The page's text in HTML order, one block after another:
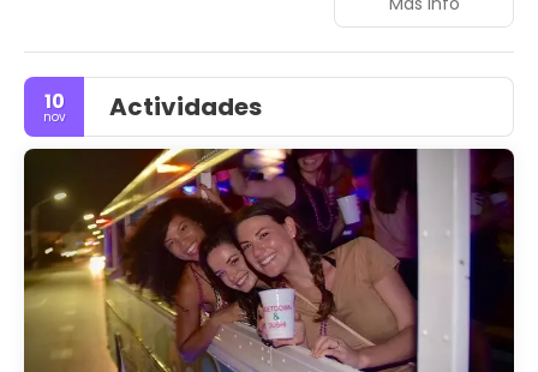
garantizarán una experiencia inolvidable en el Caribe. Este
magnífico palacio te ofrece todo lo que necesitas para
relajarte y recuperar fuerzas durante tu estancia. Si
buscas el equilibrio perfecto entre elegancia y
entretenimiento, este hotel es el lugar ideal. Las
habitaciones Elite Club ofrecen los siguientes beneficios:
ubicación privilegiada, acceso a bebidas de marcas
premium, acceso a sala de estar y restaurantes
exclusivos, acceso a área de piscina exclusiva, late
check-out hasta la 1 p. m. , y otros.
10
nov Actividades